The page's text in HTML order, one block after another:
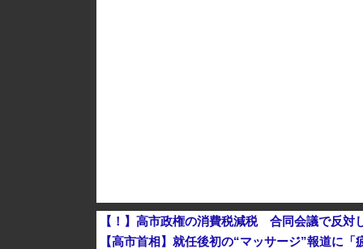
【！】高市政権の消費税減税 合同会議で反対
【高市首相】就任後初の“マッサージ”報道に